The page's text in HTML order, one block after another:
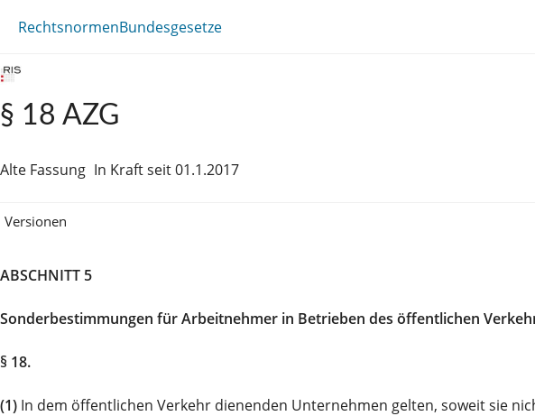
RechtsnormenBundesgesetze
§ 18 AZG
Alte Fassung In Kraft seit 01.1.2017
Versionen
ABSCHNITT 5
Sonderbestimmungen für Arbeitnehmer in Betrieben des öffentlichen
§ 18.
(1) In dem öffentlichen Verkehr dienenden Unternehmen gelten, soweit sie